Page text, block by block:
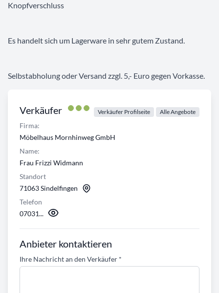
Verkäufer Verkäufer Profilseite Alle Angebote
Firma:
Möbelhaus Mornhinweg GmbH
Name:
Frau Frizzi Widmann
Standort
71063 Sindelfingen
Telefon
07031...
Anbieter kontaktieren
Ihre Nachricht an den Verkäufer *
Knopfverschluss
Es handelt sich um Lagerware in sehr gutem Zustand.
Selbstabholung oder Versand zzgl. 5,- Euro gegen Vorkasse.